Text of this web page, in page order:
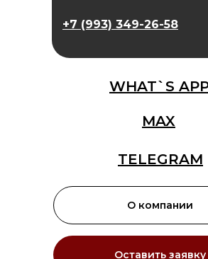
Оставить заявку
О компании
MAX
TELEGRAM
WHAT`S
+7 (993) 349-26-58